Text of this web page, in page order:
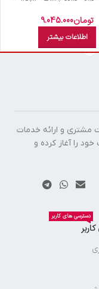
تومان9.045.000
اطلاعات بیشتر
مشتری و ارائه خدمات
را آغاز کرده و
دسترسی های کاربر